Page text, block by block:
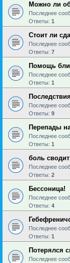
Можно ли
Последнее
Ответы: 1
Стоит ли
Последнее
Ответы: 7
Помощь
Последнее
Ответы: 1
Последнее
Ответы: 9
Перепады
Последнее
Ответы: 1
боль
Последнее
Ответы: 2
Бессоница!
Последнее
Ответы: 4
Последнее
Ответы: 1
Потерялся
Последнее